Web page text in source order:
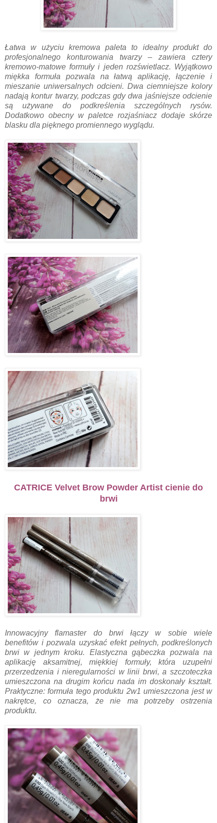
Łatwa w użyciu kremowa paleta to idealny produkt do
profesjonalnego konturowania twarzy – zawiera cztery
kremowo-matowe formuły i jeden rozświetlacz. Wyjątkowo
miękka formuła pozwala na łatwą aplikację, łączenie i
mieszanie uniwersalnych odcieni. Dwa ciemniejsze kolory
nadają kontur twarzy, podczas gdy dwa jaśniejsze odcienie
są używane do podkreślenia szczególnych rysów.
Dodatkowo obecny w paletce rozjaśniacz dodaje skórze
blasku dla pięknego promiennego wyglądu.
CATRICE Velvet Brow Powder Artist cienie do
brwi
Innowacyjny flamaster do brwi łączy w sobie wiele
benefitów i pozwala uzyskać efekt pełnych, podkreślonych
brwi w jednym kroku. Elastyczna gąbeczka pozwala na
aplikację aksamitnej, miękkiej formuły, która uzupełni
przerzedzenia i nieregularności w linii brwi, a szczoteczka
umieszczona na drugim końcu nada im doskonały kształt.
Praktyczne: formuła tego produktu 2w1 umieszczona jest w
nakrętce, co oznacza, że nie ma potrzeby ostrzenia
produktu.